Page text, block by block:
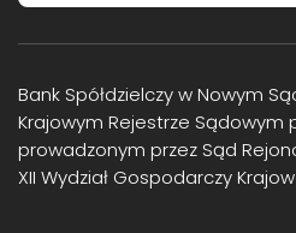
Bank Spółdzielczy w Nowym
Krajowym Rejestrze Sądowym
prowadzonym przez Sąd
XII Wydział Gospodarczy